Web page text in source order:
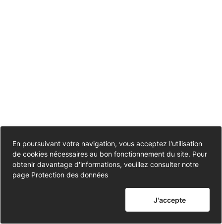
Gestion
des
concessions
Accessibilité
Partiellement conforme
Données personnelles
Mentions légales
En poursuivant votre navigation, vous acceptez l'utilisation
de cookies nécessaires au bon fonctionnement du site. Pour
obtenir davantage d'informations, veuillez consulter notre
page Protection des données
J'accepte